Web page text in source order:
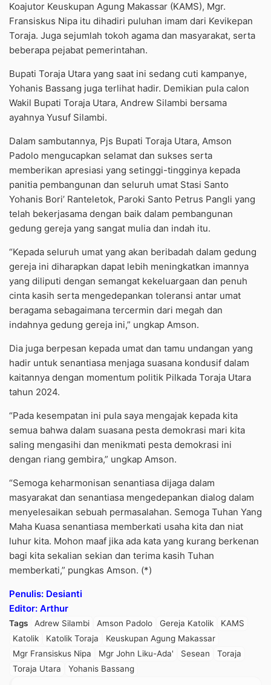
Koajutor Keuskupan Agung Makassar (KAMS), Mgr.
Fransiskus Nipa itu dihadiri puluhan imam dari Kevikepan
Toraja. Juga sejumlah tokoh agama dan masyarakat, serta
beberapa pejabat pemerintahan.
Bupati Toraja Utara yang saat ini sedang cuti kampanye,
Yohanis Bassang juga terlihat hadir. Demikian pula calon
Wakil Bupati Toraja Utara, Andrew Silambi bersama
ayahnya Yusuf Silambi.
Dalam sambutannya, Pjs Bupati Toraja Utara, Amson
Padolo mengucapkan selamat dan sukses serta
memberikan apresiasi yang setinggi-tingginya kepada
panitia pembangunan dan seluruh umat Stasi Santo
Yohanis Bori’ Ranteletok, Paroki Santo Petrus Pangli yang
telah bekerjasama dengan baik dalam pembangunan
gedung gereja yang sangat mulia dan indah itu.
“Kepada seluruh umat yang akan beribadah dalam gedung
gereja ini diharapkan dapat lebih meningkatkan imannya
yang diliputi dengan semangat kekeluargaan dan penuh
cinta kasih serta mengedepankan toleransi antar umat
beragama sebagaimana tercermin dari megah dan
indahnya gedung gereja ini,” ungkap Amson.
Dia juga berpesan kepada umat dan tamu undangan yang
hadir untuk senantiasa menjaga suasana kondusif dalam
kaitannya dengan momentum politik Pilkada Toraja Utara
tahun 2024.
“Pada kesempatan ini pula saya mengajak kepada kita
semua bahwa dalam suasana pesta demokrasi mari kita
saling mengasihi dan menikmati pesta demokrasi ini
dengan riang gembira,” ungkap Amson.
“Semoga keharmonisan senantiasa dijaga dalam
masyarakat dan senantiasa mengedepankan dialog dalam
menyelesaikan sebuah permasalahan. Semoga Tuhan Yang
Maha Kuasa senantiasa memberkati usaha kita dan niat
luhur kita. Mohon maaf jika ada kata yang kurang berkenan
bagi kita sekalian sekian dan terima kasih Tuhan
memberkati,” pungkas Amson. (*)
Penulis: Desianti
Editor: Arthur
Tags Adrew Silambi Amson Padolo Gereja Katolik
KAMS
Katolik
Katolik Toraja
Keuskupan Agung Makassar
Mgr Fransiskus Nipa
Mgr John Liku-Ada' Sesean
Toraja
Toraja Utara
Yohanis Bassang